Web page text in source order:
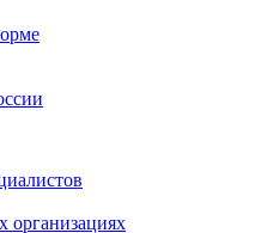
организациях